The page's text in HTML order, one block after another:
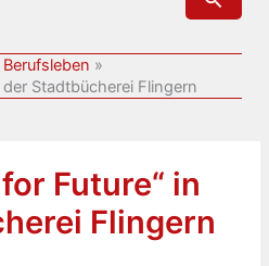
Stadtbücherei Flingern
Future“ in
Flingern